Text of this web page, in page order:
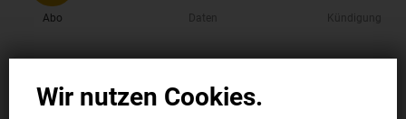
Abo Daten Kündigung
Welches Abonnement möchten
Wir nutzen Cookies.